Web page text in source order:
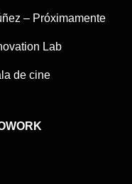
– Próximamente
Lab
de cine